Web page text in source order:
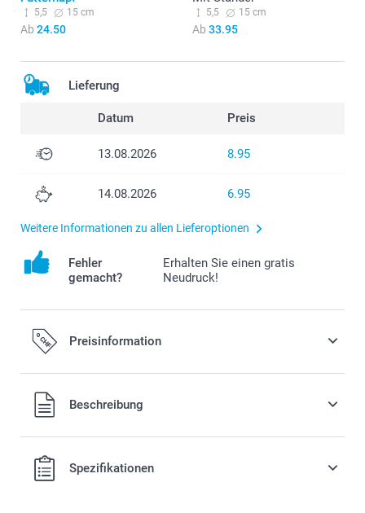
5,5 15 cm
Ab 24.50
5,5 15 cm
Ab 33.95
Lieferung
Datum Preis
13.08.2026 8.95
14.08.2026 6.95
Weitere Informationen zu allen Lieferoptionen
Fehler
gemacht?
Erhalten Sie einen gratis
Neudruck!
Preisinformation
Alle Preise verstehen sich in Schweizer Franken (CHF) inkl.
MwSt. und zzgl. Versandkosten.
Beschreibung
Spezifikationen